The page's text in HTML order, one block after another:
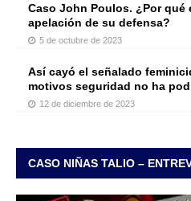
Caso John Poulos. ¿Por qué
apelación de su defensa?
5 de octubre de 2023
Así cayó el señalado
motivos seguridad no ha
12 de diciembre de 2023
CASO NIÑAS TALIO –